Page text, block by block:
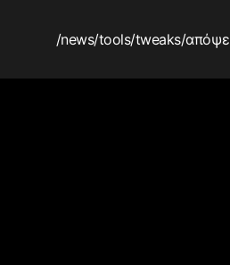
/news/tools/tweaks/